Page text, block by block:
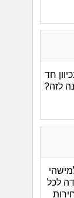
חד
לזה?
לכל